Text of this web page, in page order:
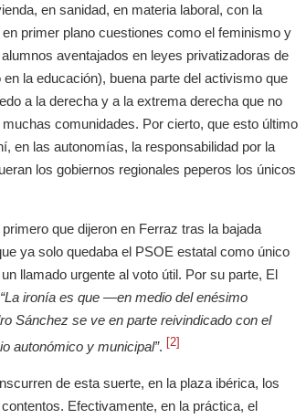
en sanidad, en materia laboral, con la
primer plano cuestiones como el feminismo y
aventajados en leyes privatizadoras de
la educación), buena parte del activismo que
a la derecha y a la extrema derecha que no
comunidades. Por cierto, que esto último
en las autonomías, la responsabilidad por la
los gobiernos regionales peperos los únicos
que dijeron en Ferraz tras la bajada
ya solo quedaba el PSOE estatal como único
llamado urgente al voto útil. Por su parte, El
“La ironía es que —en medio del enésimo
Sánchez se ve en parte reivindicado con el
autonómico y municipal”. [2]
de esta suerte, en la plaza ibérica, los
Efectivamente, en la práctica, el